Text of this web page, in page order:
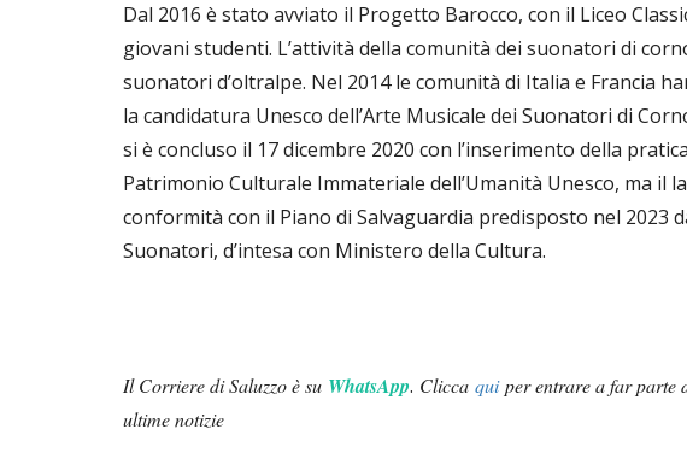
Dal 2016 è stato avviato il Progetto Barocco, con il Liceo
giovani studenti. L’attività della comunità dei suonatori di
suonatori d’oltralpe. Nel 2014 le comunità di Italia e Francia
la candidatura Unesco dell’Arte Musicale dei Suonatori di
si è concluso il 17 dicembre 2020 con l’inserimento della
Patrimonio Culturale Immateriale dell’Umanità Unesco, ma il
conformità con il Piano di Salvaguardia predisposto nel 2023
Suonatori, d’intesa con Ministero della Cultura.
Il Corriere di Saluzzo è su WhatsApp. Clicca quiper entrare a far parte
ultime notizie